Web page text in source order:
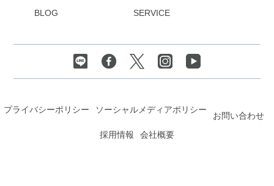
BLOG
SERVICE
プライバシーポリシー ソーシャルメディアポリシー
お問い合わせ
採用情報
会社概要